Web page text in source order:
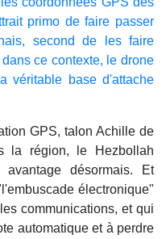
primo de faire passer
second de les faire
ce contexte, le drone
véritable base d'attache
GPS, talon Achille de
la région, le Hezbollah
désormais. Et
électronique"
communications, et qui
automatique et à perdre